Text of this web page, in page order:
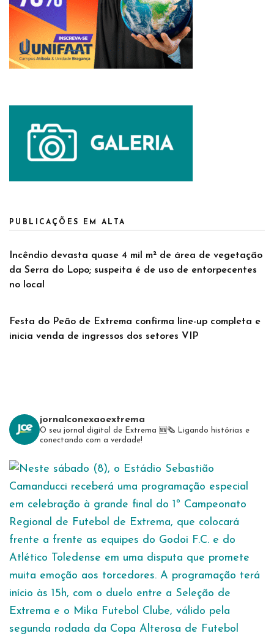
PUBLICAÇÕES EM ALTA
Incêndio devasta quase 4 mil m² de área de vegetação
da Serra do Lopo; suspeita é de uso de entorpecentes
no local
Festa do Peão de Extrema confirma line-up completa e
inicia venda de ingressos dos setores VIP
jornalconexaoextrema
O seu jornal digital de Extrema 🆕️🗞 Ligando histórias e
conectando com a verdade!